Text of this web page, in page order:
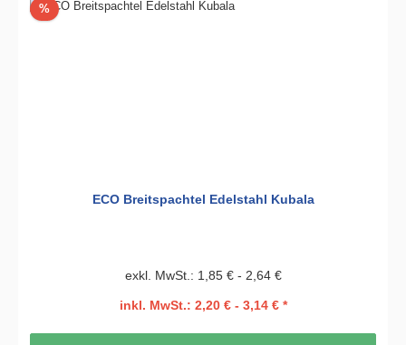
%Rabatt
ECO Breitspachtel Edelstahl Kubala
exkl. MwSt.: 1,85 € - 2,64 €
inkl. MwSt.: 2,20 € - 3,14 € *